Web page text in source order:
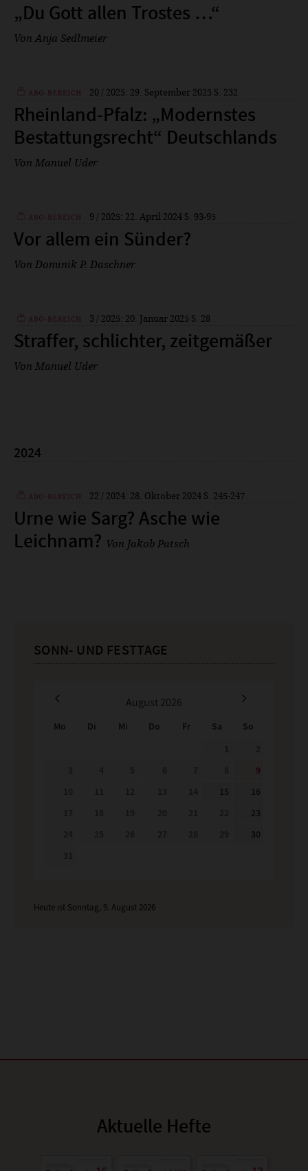
Plus
„Du Gott allen Trostes …“
Von Anja Sedlmeier
Plus
20 / 2025: 29. September 2025 S. 232
Rheinland-Pfalz: „Modernstes
Bestattungsrecht“ Deutschlands
Von Manuel Uder
Plus
9 / 2025: 22. April 2024 S. 93-95
Vor allem ein Sünder?
Von Dominik P. Daschner
Plus
3 / 2025: 20. Januar 2025 S. 28
Straffer, schlichter, zeitgemäßer
Von Manuel Uder
2024
Plus
22 / 2024: 28. Oktober 2024 S. 245-247
Urne wie Sarg? Asche wie
Leichnam? Von Jakob Patsch
SONN- UND FESTTAGE
August 2026
Mo Di Mi Do Fr Sa
So
9
15
16
23
30
Heute ist Sonntag, 9. August 2026
Aktuelle Hefte